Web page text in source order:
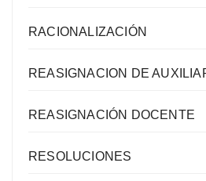
RACIONALIZACIÓN
REASIGNACION DE
REASIGNACIÓN DOCENTE
RESOLUCIONES